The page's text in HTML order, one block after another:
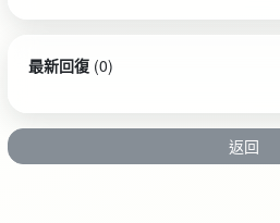
最新回復(0)
返回